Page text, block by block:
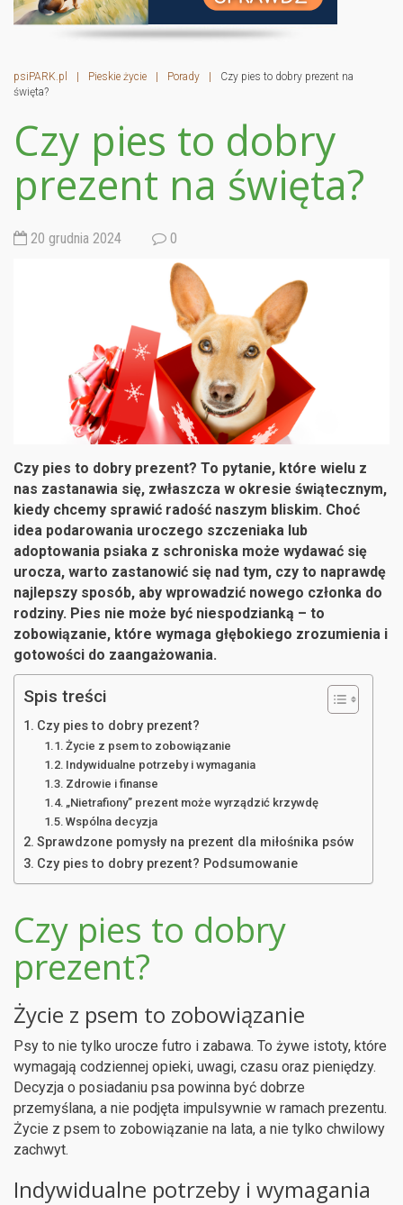
psiPARK.pl | Pieskie życie | Porady |
Czy pies to dobry prezent na
święta?
Czy pies to dobry
prezent na święta?
20 grudnia 2024 0
Czy pies to dobry prezent? To pytanie, które wielu z
nas zastanawia się, zwłaszcza w okresie świątecznym,
kiedy chcemy sprawić radość naszym bliskim. Choć
idea podarowania uroczego szczeniaka lub
adoptowania psiaka z schroniska może wydawać się
urocza, warto zastanowić się nad tym, czy to naprawdę
najlepszy sposób, aby wprowadzić nowego członka do
rodziny. Pies nie może być niespodzianką – to
zobowiązanie, które wymaga głębokiego zrozumienia i
gotowości do zaangażowania.
Spis treści
Czy pies to dobry prezent?
Życie z psem to zobowiązanie
Indywidualne potrzeby i wymagania
Zdrowie i finanse
„Nietrafiony” prezent może wyrządzić krzywdę
Wspólna decyzja
Sprawdzone pomysły na prezent dla miłośnika psów
Czy pies to dobry prezent? Podsumowanie
Czy pies to dobry
prezent?
Życie z psem to zobowiązanie
Psy to nie tylko urocze futro i zabawa. To żywe istoty, które
wymagają codziennej opieki, uwagi, czasu oraz pieniędzy.
Decyzja o posiadaniu psa powinna być dobrze
przemyślana, a nie podjęta impulsywnie w ramach prezentu.
Życie z psem to zobowiązanie na lata, a nie tylko chwilowy
zachwyt.
Indywidualne potrzeby i wymagania